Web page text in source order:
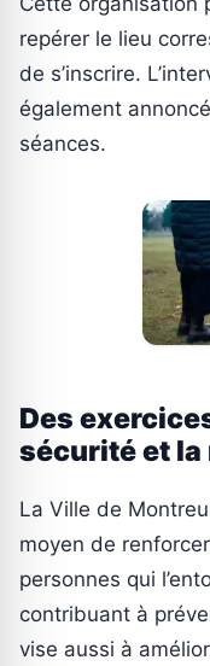
repérer le lieu
de s’inscrire.
également
séances.
Des
sécurité et la
La Ville de
moyen de
personnes qui
contribuant à
vise aussi à